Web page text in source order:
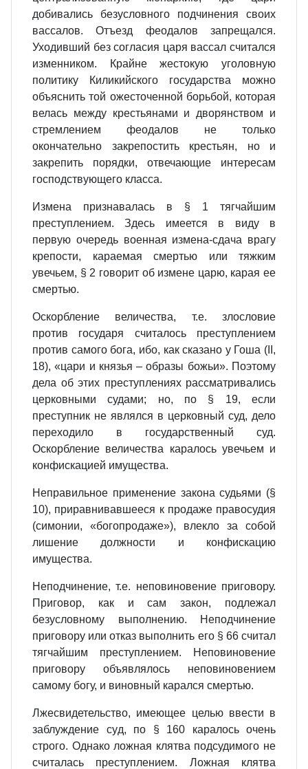
добивались безусловного подчинения своих
вассалов. Отъезд феодалов запрещался.
Уходивший без согласия царя вассал считался
изменником. Крайне жестокую уголовную
политику Киликийского государства можно
объяснить той ожесточенной борьбой, которая
велась между крестьянами и дворянством и
стремлением феодалов не только
окончательно закрепостить крестьян, но и
закрепить порядки, отвечающие интересам
господствующего класса.
Измена признавалась в § 1 тягчайшим
преступлением. Здесь имеется в виду в
первую очередь военная измена‑сдача врагу
крепости, караемая смертью или тяжким
увечьем, § 2 говорит об измене царю, карая ее
смертью.
Оскорбление величества, т.е. злословие
против государя считалось преступлением
против самого бога, ибо, как сказано у Гоша (II,
18), «цари и князья – образы божьи». Поэтому
дела об этих преступлениях рассматривались
церковными судами; но, по § 19, если
преступник не являлся в церковный суд, дело
переходило в государственный суд.
Оскорбление величества каралось увечьем и
конфискацией имущества.
Неправильное применение закона судьями (§
10), приравнивавшееся к продаже правосудия
(симонии, «богопродаже»), влекло за собой
лишение должности и конфискацию
имущества.
Неподчинение, т.е. неповиновение приговору.
Приговор, как и сам закон, подлежал
безусловному выполнению. Неподчинение
приговору или отказ выполнить его § 66 считал
тягчайшим преступлением. Неповиновение
приговору объявлялось неповиновением
самому богу, и виновный карался смертью.
Лжесвидетельство, имеющее целью ввести в
заблуждение cyд, по § 160 каралось очень
строго. Однако ложная клятва подсудимого не
считалась преступлением. Ложная клятва